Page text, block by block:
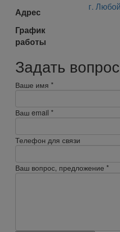
Адрес
г.
График
работы
Задать вопрос
Ваше имя *
Ваш email *
Телефон для связи
Ваш вопрос, предложение *